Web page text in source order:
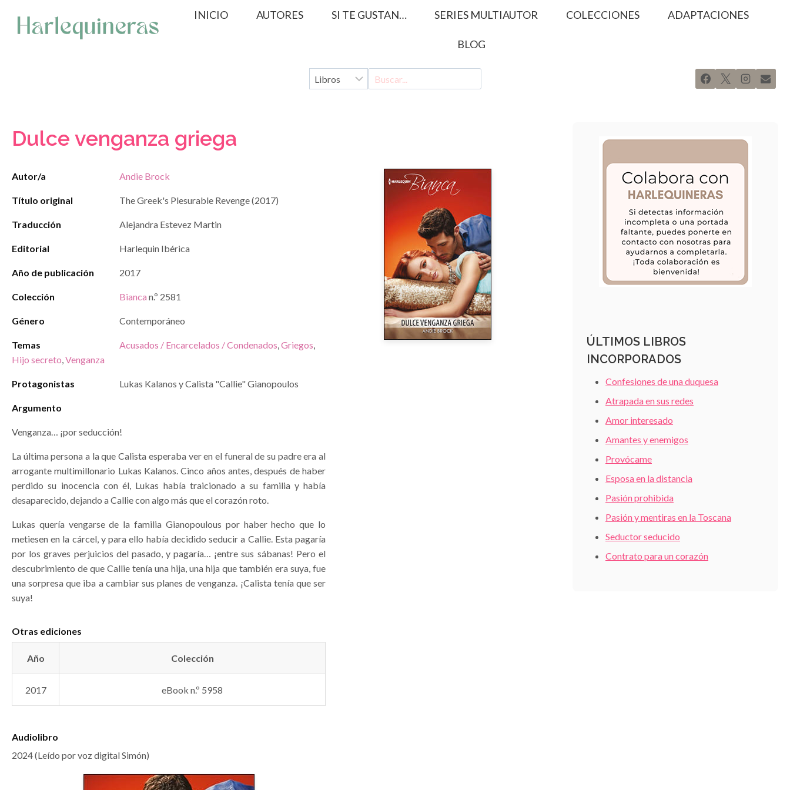
contenido
INICIO AUTORES SI TE GUSTAN… SERIES MULTIAUTOR COLECCIONES ADAPTACIONES
BLOG
Dulce venganza griega
Autor/a Andie Brock
Título original The Greek's Plesurable Revenge (2017)
Traducción Alejandra Estevez Martin
Editorial Harlequin Ibérica
Año de publicación 2017
Colección Bianca n.º 2581
Género Contemporáneo
Temas Acusados / Encarcelados / Condenados,Griegos,
Hijo secreto,Venganza
Protagonistas Lukas Kalanos y Calista "Callie" Gianopoulos
Argumento
Venganza… ¡por seducción!
La última persona a la que Calista esperaba ver en el funeral de su padre era al
arrogante multimillonario Lukas Kalanos. Cinco años antes, después de haber
perdido su inocencia con él, Lukas había traicionado a su familia y había
desaparecido, dejando a Callie con algo más que el corazón roto.
Lukas quería vengarse de la familia Gianopoulous por haber hecho que lo
metiesen en la cárcel, y para ello había decidido seducir a Callie. Esta pagaría
por los graves perjuicios del pasado, y pagaría… ¡entre sus sábanas! Pero el
descubrimiento de que Callie tenía una hija, una hija que también era suya, fue
una sorpresa que iba a cambiar sus planes de venganza. ¡Calista tenía que ser
suya!
Otras ediciones
Año Colección
2017 eBook n.º 5958
Audiolibro
2024 (Leído por voz digital Simón)
ÚLTIMOS LIBROS
INCORPORADOS
Confesiones de una duquesa
Atrapada en sus redes
Amor interesado
Amantes y enemigos
Provócame
Esposa en la distancia
Pasión prohibida
Pasión y mentiras en la Toscana
Seductor seducido
Contrato para un corazón